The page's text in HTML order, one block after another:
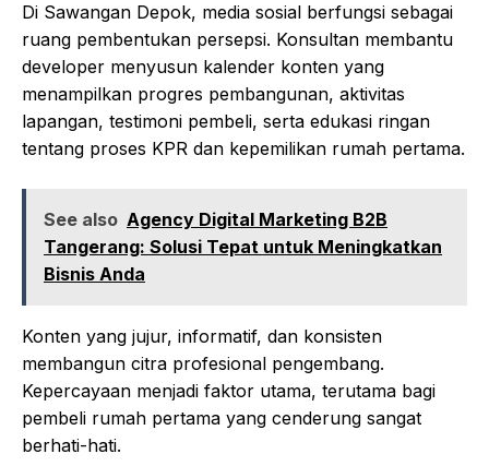
Di Sawangan Depok, media sosial berfungsi sebagai
ruang pembentukan persepsi. Konsultan membantu
developer menyusun kalender konten yang
menampilkan progres pembangunan, aktivitas
lapangan, testimoni pembeli, serta edukasi ringan
tentang proses KPR dan kepemilikan rumah pertama.
See also Agency Digital Marketing B2B
Tangerang: Solusi Tepat untuk Meningkatkan
Bisnis Anda
Konten yang jujur, informatif, dan konsisten
membangun citra profesional pengembang.
Kepercayaan menjadi faktor utama, terutama bagi
pembeli rumah pertama yang cenderung sangat
berhati-hati.